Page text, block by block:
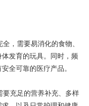
，需要易消化的食物、
发育的玩具。同时，频
全可靠的医疗产品。
要充足的营养补充、多样